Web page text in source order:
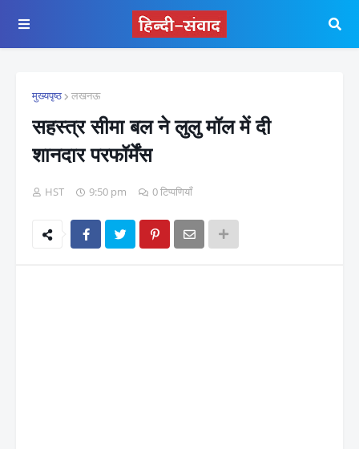
मुख्यपृष्ठ लखनऊ
सहस्त्र सीमा बल ने लुलु मॉल में दी
शानदार परफॉर्मेंस
HST 9:50 pm 0 टिप्पणियाँ